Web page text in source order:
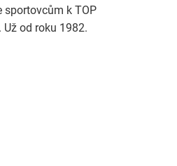
sportovcům k TOP
od roku 1982.